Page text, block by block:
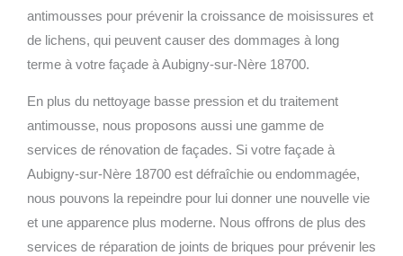
antimousses pour prévenir la croissance de moisissures et
de lichens, qui peuvent causer des dommages à long
terme à votre façade à Aubigny-sur-Nère 18700.
En plus du nettoyage basse pression et du traitement
antimousse, nous proposons aussi une gamme de
services de rénovation de façades. Si votre façade à
Aubigny-sur-Nère 18700 est défraîchie ou endommagée,
nous pouvons la repeindre pour lui donner une nouvelle vie
et une apparence plus moderne. Nous offrons de plus des
services de réparation de joints de briques pour prévenir les